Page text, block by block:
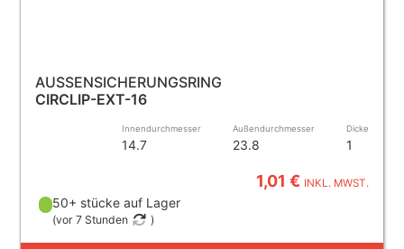
AUSSENSICHERUNGSRING
CIRCLIP-EXT-16
Innendurchmesser
14.7
Außendurchmesser
23.8
Dicke
1
1,01 € INKL. MWST.
50+ stücke auf Lager
(vor 7 Stunden )